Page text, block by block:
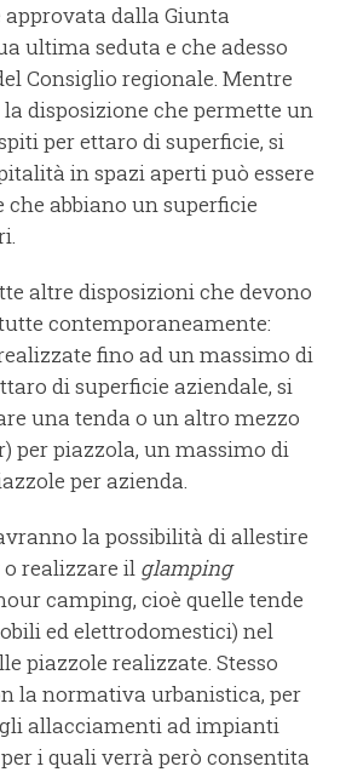
approvata dalla Giunta
ultima seduta e che adesso
Consiglio regionale. Mentre
disposizione che permette un
per ettaro di superficie, si
in spazi aperti può essere
che abbiano un superficie
altre disposizioni che devono
contemporaneamente:
fino ad un massimo di
di superficie aziendale, si
una tenda o un altro mezzo
per piazzola, un massimo di
per azienda.
la possibilità di allestire
realizzare il glamping
camping, cioè quelle tende
ed elettrodomestici) nel
piazzole realizzate. Stesso
la normativa urbanistica, per
allacciamenti ad impianti
i quali verrà però consentita